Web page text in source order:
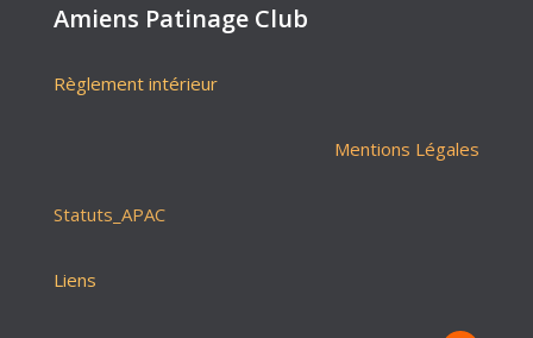
Amiens Patinage Club
Règlement intérieur
Mentions Légales
Statuts_APAC
Liens